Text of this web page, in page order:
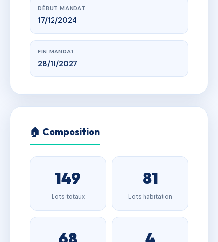
DÉBUT MANDAT
17/12/2024
FIN MANDAT
28/11/2027
🏠 Composition
149
Lots totaux
81
Lots habitation
68 4